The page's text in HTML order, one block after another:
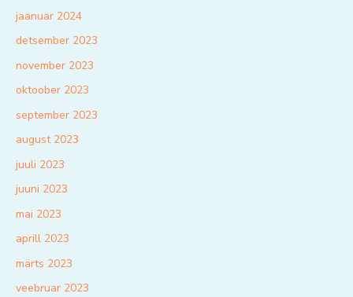
jaanuar 2024
detsember 2023
november 2023
oktoober 2023
september 2023
august 2023
juuli 2023
juuni 2023
mai 2023
aprill 2023
märts 2023
veebruar 2023